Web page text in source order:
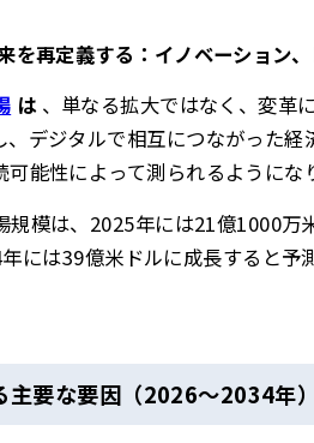
を再定義する：イノベーション
は、単なる拡大ではなく、変革
デジタルで相互につながった
能性によって測られるようにな
規模は、2025年には21億1000
には39億米ドルに成長すると予
要な要因（2026～2034年）